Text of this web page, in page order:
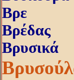
Βρε
Βρέδας
Βρυσικά